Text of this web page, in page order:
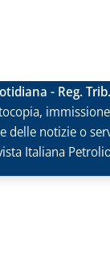
- Reg.
notizie o
Italiana